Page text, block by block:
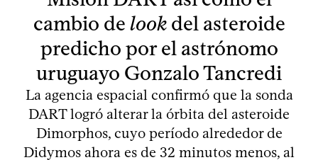
cambio de lookdel asteroide
predicho por el astrónomo
uruguayo Gonzalo Tancredi
La agencia espacial confirmó que la sonda
DART logró alterar la órbita del asteroide
Dimorphos, cuyo período alrededor de
Didymos ahora es de 32 minutos menos, al